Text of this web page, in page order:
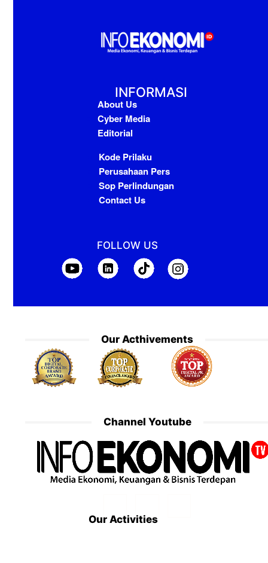
INFORMASI
About Us
Cyber Media
Editorial
Kode Prilaku
Perusahaan Pers
Sop Perlindungan
Contact Us
FOLLOW US
Our Acthivements
Channel Youtube
Our Activities